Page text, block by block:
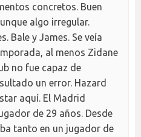
concretos. Buen
algo irregular.
Bale y James. Se veía
al menos Zidane
no fue capaz de
un error. Hazard
aquí. El Madrid
de 29 años. Desde
tanto en un jugador de